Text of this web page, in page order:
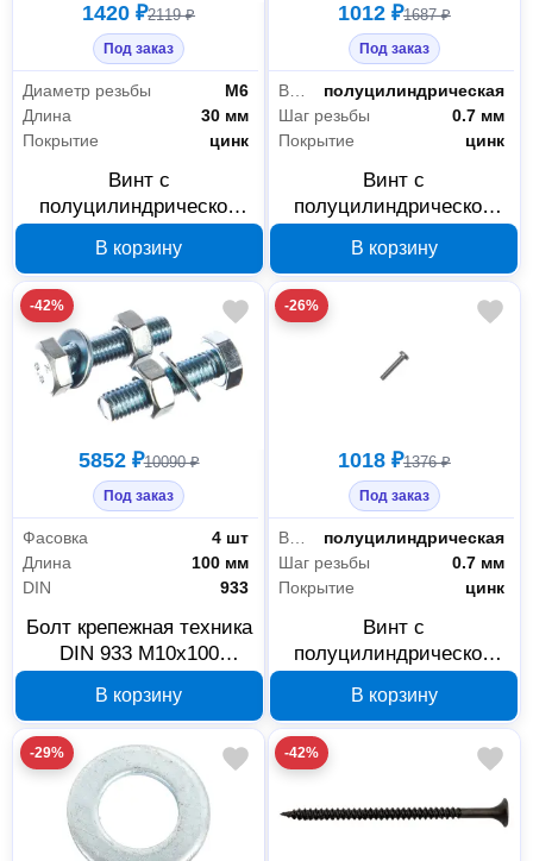
1420 ₽2119 ₽
Под заказ
Диаметр резьбы
М6
Длина
30 мм
Покрытие
цинк
Винт с
полуцилиндрической
техника DIN 7985 М6x30
цинк, 300 шт, 495090
В корзину
1012 ₽1687 ₽
Под заказ
Вид головки
полуцилиндрическая
Шаг резьбы
0.7 мм
Покрытие
цинк
Винт с
полуцилиндрической
техника DIN 7985 М4x60
цинк, 300 шт, 495040
В корзину
-42%
5852 ₽10090 ₽
Под заказ
Фасовка
4 шт
Длина
100 мм
DIN
933
Болт крепежная техника
DIN 933 М10х100
4 шт 800192
В корзину
-26%
1018 ₽1376 ₽
Под заказ
Вид головки
полуцилиндрическая
Шаг резьбы
0.7 мм
Покрытие
цинк
Винт с
полуцилиндрической
техника DIN 7985 М4x25
цинк, 600 шт, 495030
В корзину
-29% -42%